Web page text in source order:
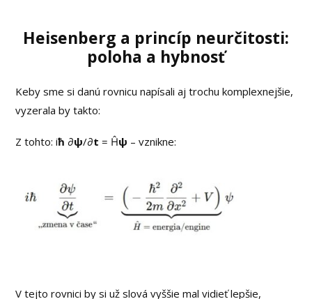
Heisenberg a princíp neurčitosti:
poloha a hybnosť
Keby sme si danú rovnicu napísali aj trochu komplexnejšie,
vyzerala by takto:
Z tohto: iħ ∂ψ/∂t = Ĥψ – vznikne:
V tejto rovnici by si už slová vyššie mal vidieť lepšie,